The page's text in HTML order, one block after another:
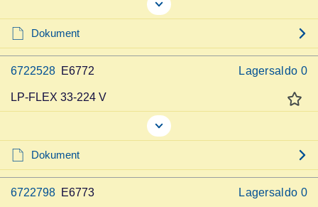
Dokument
6722528 E6772 Lagersaldo 0
LP-FLEX 33-224 V
Dokument
6722798 E6773 Lagersaldo 0